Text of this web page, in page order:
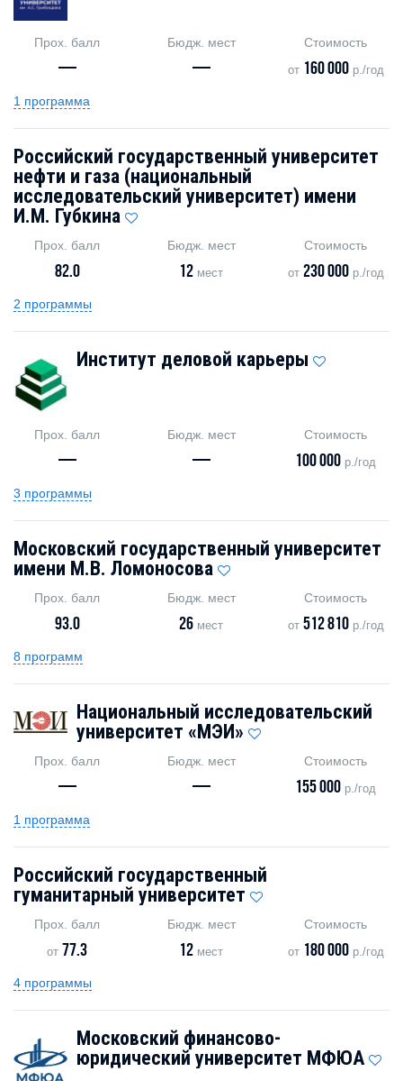
Прох. балл
—
Бюдж. мест
—
Стоимость
от 160 000р./год
1 программа
Российский государственный университет
нефти и газа (национальный
исследовательский университет) имени
И.М. Губкина
Прох. балл
82.0
Бюдж. мест
12 мест
Стоимость
от 230 000р./год
2 программы
Институт деловой карьеры
Прох. балл
—
Бюдж. мест
—
Стоимость
100 000 р./год
3 программы
Московский государственный университет
имени М.В. Ломоносова
Прох. балл
93.0
Бюдж. мест
26 мест
Стоимость
от 512 810р./год
8 программ
Национальный исследовательский
университет «МЭИ»
Прох. балл
—
Бюдж. мест
—
Стоимость
155 000 р./год
1 программа
Российский государственный
гуманитарный университет
Прох. балл
от 77.3
Бюдж. мест
12 мест
Стоимость
от 180 000р./год
4 программы
Московский финансово-
юридический университет МФЮА